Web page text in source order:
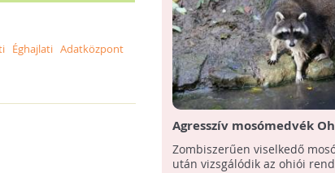
Éghajlati Adatközpont
Agresszív mosómedvék
Zombiszerűen viselkedő
után vizsgálódik az ohiói